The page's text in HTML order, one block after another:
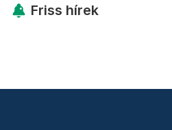
Friss hírek